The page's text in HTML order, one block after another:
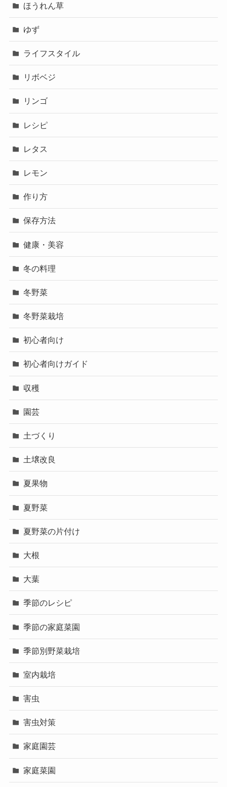
ほうれん草
ゆず
ライフスタイル
リボベジ
リンゴ
レシピ
レタス
レモン
作り方
保存方法
健康・美容
冬の料理
冬野菜
冬野菜栽培
初心者向け
初心者向けガイド
収穫
園芸
土づくり
土壌改良
夏果物
夏野菜
夏野菜の片付け
大根
大葉
季節のレシピ
季節の家庭菜園
季節別野菜栽培
室内栽培
害虫
害虫対策
家庭園芸
家庭菜園